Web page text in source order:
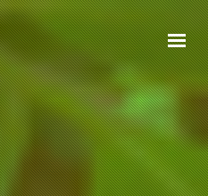
ACCUEIL
À PROPOS
GAMMES
CERTIFICATIONS
RECETTES
ACTUALITÉS